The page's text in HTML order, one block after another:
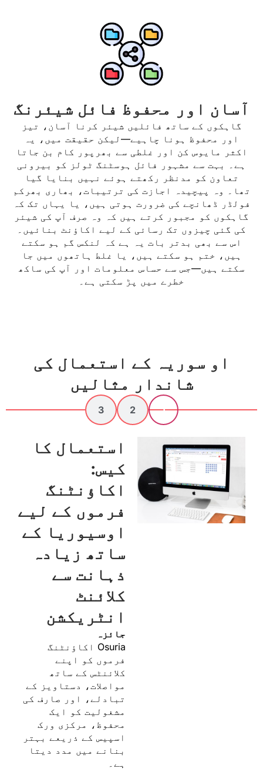
آسان اور محفوظ فائل شیئرنگ
گاہکوں کے ساتھ فائلیں شیئر کرنا آسان، تیز
اور محفوظ ہونا چاہیے—لیکن حقیقت میں، یہ
اکثر مایوس کن اور غلطی سے بھرپور کام بن جاتا
ہے۔ بہت سے مشہور فائل ہوسٹنگ ٹولز کو بیرونی
تعاون کو مدنظر رکھتے ہوئے نہیں بنایا گیا
تھا۔ وہ پیچیدہ اجازت کی ترتیبات، بھاری بھرکم
فولڈر ڈھانچے کی ضرورت ہوتی ہیں، یا یہاں تک کہ
گاہکوں کو مجبور کرتے ہیں کہ وہ صرف آپ کی شیئر
کی گئی چیزوں تک رسائی کے لیے اکاؤنٹ بنائیں۔
اس سے بھی بدتر بات یہ ہے کہ لنکس گم ہو سکتے
ہیں، ختم ہو سکتے ہیں، یا غلط ہاتھوں میں جا
سکتے ہیں—جس سے حساس معلومات اور آپ کی ساکھ
خطرے میں پڑ سکتی ہے۔
او سوریہ کے استعمال کی
شاندار مثالیں​
1
2
3
استعمال کا
کیس:
اکاؤنٹنگ
فرموں کے لیے
اوسیوریا کے
ساتھ زیادہ
ذہانت سے
کلائنٹ
انٹریکشن
جائزہ
Osuria اکاؤنٹنگ
فرموں کو اپنے
کلائنٹس کے ساتھ
مواصلات، دستاویز کے
تبادلے، اور صارف کی
مشغولیت کو ایک
محفوظ، مرکزی ورک
اسپیس کے ذریعے بہتر
بنانے میں مدد دیتا
ہے۔